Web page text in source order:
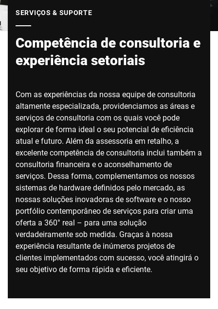
SERVIÇOS & SUPORTE
Competência de consultoria e
experiência setoriais
Com as experiências da nossa equipe de consultoria
altamente especializada, providenciamos as áreas e
serviços de consultoria com os quais você pode
explorar de forma ideal o seu potencial de eficiência
atual e futuro. Além da assessoria em retalho, a
excelente competência de consultoria inclui também a
consultoria financeira e o aconselhamento de
serviços. Dessa forma, complementamos os nossos
sistemas de hardware definidos pelo mercado, as
nossas soluções inovadoras de software e o nosso
portfólio contemporâneo de serviços para criar uma
oferta a 360° real – para uma solução
verdadeiramente sob medida. Graças à nossa
experiência resultante de inúmeros projetos de
clientes implementados com sucesso, você atingirá o
seu objetivo de forma rápida e eficiente.